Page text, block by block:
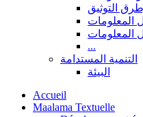
التوثيق
المعلومات
المعلومات
...
التنمية المستدامة
البيئة
Accueil
Maalama Textuelle